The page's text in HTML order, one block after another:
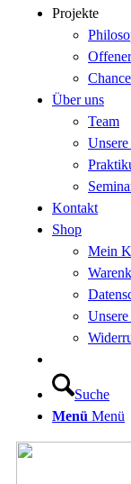
Projekte
Über uns
Team
Kontakt
Shop
Mein
Suche
Menü Menü